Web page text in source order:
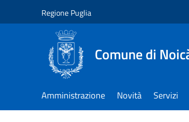
Regione Puglia
Comune di
Amministrazione Novità Servizi